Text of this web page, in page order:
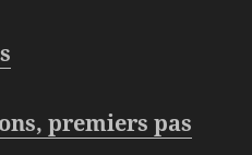
premiers pas